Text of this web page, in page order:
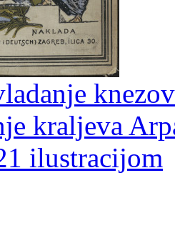
kraljeva
ilustracijom